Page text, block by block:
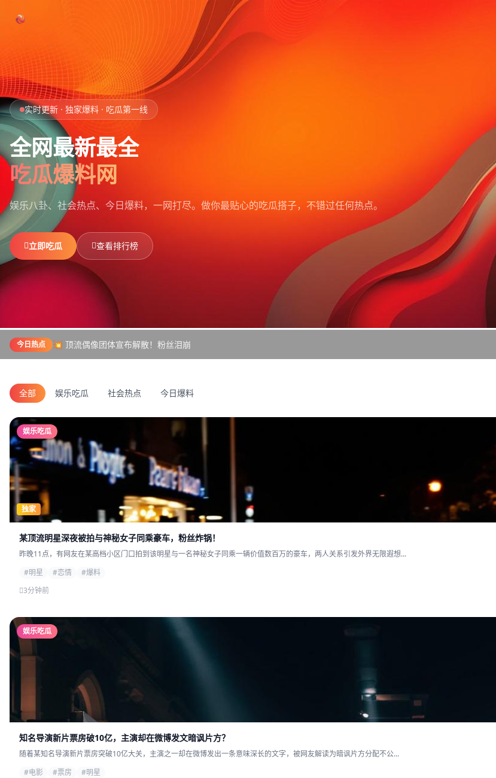
首页
娱乐吃瓜
社会热点
今日爆料
排行榜
社区
实时更新 · 独家爆料 · 吃瓜第一线
全网最新最全
吃瓜爆料网
娱乐八卦、社会热点、今日爆料，一网打尽。 做你最贴心的吃瓜搭子，不错过任何热点。
立即吃瓜 查看排行榜
今日热点 💥 顶流偶像团体宣布解散！粉丝泪崩
全部 娱乐吃瓜 社会热点 今日爆料
娱乐吃瓜
独家
某顶流明星深夜被拍与神秘女子同乘豪车，粉丝炸锅！
昨晚11点，有网友在某高档小区门口拍到该明星与一名神秘女子同乘一辆价值数百万的豪车，两人关系引发外界无限遐想...
#明星
#恋情
#爆料
3分钟前
娱乐吃瓜
知名导演新片票房破10亿，主演却在微博发文暗讽片方？
随着某知名导演新片票房突破10亿大关，主演之一却在微博发出一条意味深长的文字，被网友解读为暗讽片方分配不公...
#电影
#票房
#明星